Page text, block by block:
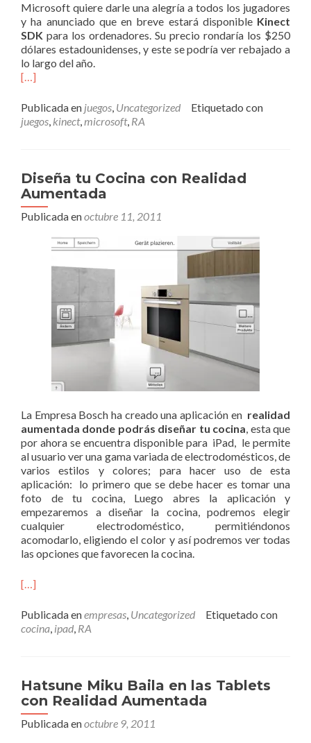
Microsoft quiere darle una alegría a todos los jugadores
y ha anunciado que en breve estará disponible Kinect
SDK para los ordenadores. Su precio rondaría los $250
dólares estadounidenses, y este se podría ver rebajado a
lo largo del año.
[…]
Publicada en juegos, Uncategorized
Etiquetado con
juegos, kinect,microsoft, RA
Diseña tu Cocina con Realidad
Aumentada
Publicada enoctubre 11, 2011
La Empresa Bosch ha creado una aplicación en realidad
aumentada donde podrás diseñar tu cocina, esta que
por ahora se encuentra disponible para iPad, le permite
al usuario ver una gama variada de electrodomésticos, de
varios estilos y colores; para hacer uso de esta
aplicación: lo primero que se debe hacer es tomar una
foto de tu cocina, Luego abres la aplicación y
empezaremos a diseñar la cocina, podremos elegir
cualquier electrodoméstico, permitiéndonos
acomodarlo, eligiendo el color y así podremos ver todas
las opciones que favorecen la cocina.
[…]
Publicada enempresas, Uncategorized
Etiquetado con
cocina, ipad, RA
Hatsune Miku Baila en las Tablets
con Realidad Aumentada
Publicada enoctubre 9, 2011